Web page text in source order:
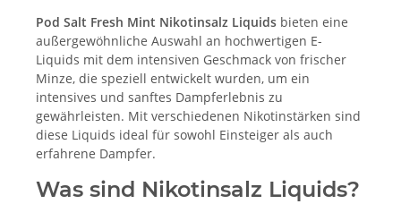
Pod Salt Fresh Mint Nikotinsalz Liquids bieten eine
außergewöhnliche Auswahl an hochwertigen E-
Liquids mit dem intensiven Geschmack von frischer
Minze, die speziell entwickelt wurden, um ein
intensives und sanftes Dampferlebnis zu
gewährleisten. Mit verschiedenen Nikotinstärken sind
diese Liquids ideal für sowohl Einsteiger als auch
erfahrene Dampfer.
Was sind Nikotinsalz Liquids?